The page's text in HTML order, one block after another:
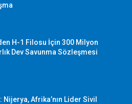
H-1 Filosu İçin 300 Milyon
Dev Savunma Sözleşmesi
Nijerya, Afrika’nın Lider Sivil